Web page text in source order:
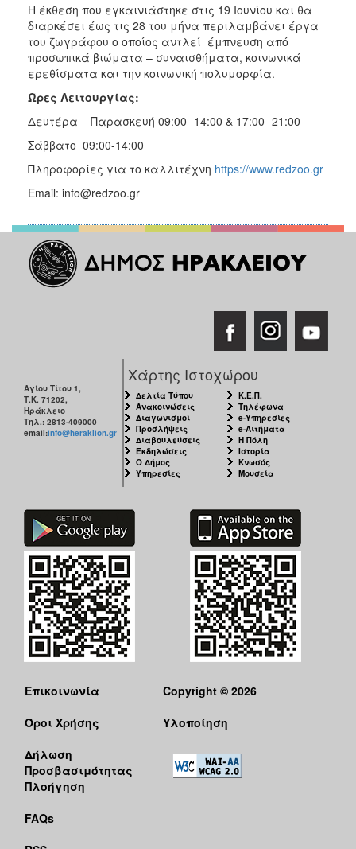
Η έκθεση που εγκαινιάστηκε στις 19 Ιουνίου και θα
διαρκέσει έως τις 28 του μήνα περιλαμβάνει έργα
του ζωγράφου ο οποίος αντλεί έμπνευση από
προσωπικά βιώματα – συναισθήματα, κοινωνικά
ερεθίσματα και την κοινωνική πολυμορφία.
Ώρες Λειτουργίας:
Δευτέρα – Παρασκευή 09:00 -14:00 & 17:00- 21:00
Σάββατο 09:00-14:00
Πληροφορίες για το καλλιτέχνη https://www.redzoo.gr
Email: info@redzoo.gr
Αγίου Τίτου 1,
Τ.Κ. 71202,
Ηράκλειο
Τηλ.: 2813-409000
email:info@heraklion.gr
Χάρτης Ιστοχώρου
Δελτία Τύπου
Ανακοινώσεις
Διαγωνισμοί
Προσλήψεις
Διαβουλεύσεις
Εκδηλώσεις
Ο Δήμος
Υπηρεσίες
Κ.Ε.Π.
Τηλέφωνα
e-Υπηρεσίες
e-Αιτήματα
Η Πόλη
Ιστορία
Κνωσός
Μουσεία
Επικοινωνία
Όροι Χρήσης
Δήλωση
Προσβασιμότητας
Πλοήγηση
FAQs
Copyright © 2026
Υλοποίηση